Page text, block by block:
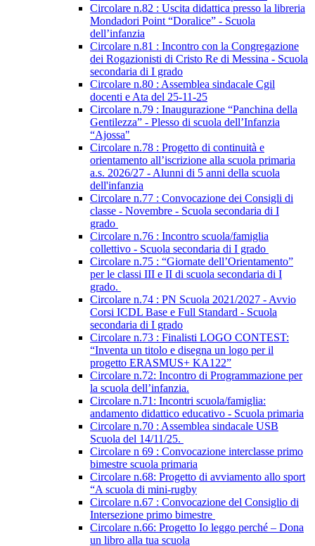
Circolare n.82 : Uscita didattica presso la libreria
Mondadori Point “Doralice” - Scuola
dell’infanzia
Circolare n.81 : Incontro con la Congregazione
dei Rogazionisti di Cristo Re di Messina - Scuola
secondaria di I grado
Circolare n.80 : Assemblea sindacale Cgil
docenti e Ata del 25-11-25
Circolare n.79 : Inaugurazione “Panchina della
Gentilezza” - Plesso di scuola dell’Infanzia
“Ajossa"
Circolare n.78 : Progetto di continuità e
orientamento all’iscrizione alla scuola primaria
a.s. 2026/27 - Alunni di 5 anni della scuola
dell'infanzia
Circolare n.77 : Convocazione dei Consigli di
classe - Novembre - Scuola secondaria di I
grado
Circolare n.76 : Incontro scuola/famiglia
collettivo - Scuola secondaria di I grado
Circolare n.75 : “Giornate dell’Orientamento”
per le classi III e II di scuola secondaria di I
grado.
Circolare n.74 : PN Scuola 2021/2027 - Avvio
Corsi ICDL Base e Full Standard - Scuola
secondaria di I grado
Circolare n.73 : Finalisti LOGO CONTEST:
“Inventa un titolo e disegna un logo per il
progetto ERASMUS+ KA122”
Circolare n.72: Incontro di Programmazione per
la scuola dell’infanzia.
Circolare n.71: Incontri scuola/famiglia:
andamento didattico educativo - Scuola primaria
Circolare n.70 : Assemblea sindacale USB
Scuola del 14/11/25.
Circolare n 69 : Convocazione interclasse primo
bimestre scuola primaria
Circolare n.68: Progetto di avviamento allo sport
“A scuola di mini-rugby
Circolare n.67 : Convocazione del Consiglio di
Intersezione primo bimestre
Circolare n.66: Progetto Io leggo perché – Dona
un libro alla tua scuola